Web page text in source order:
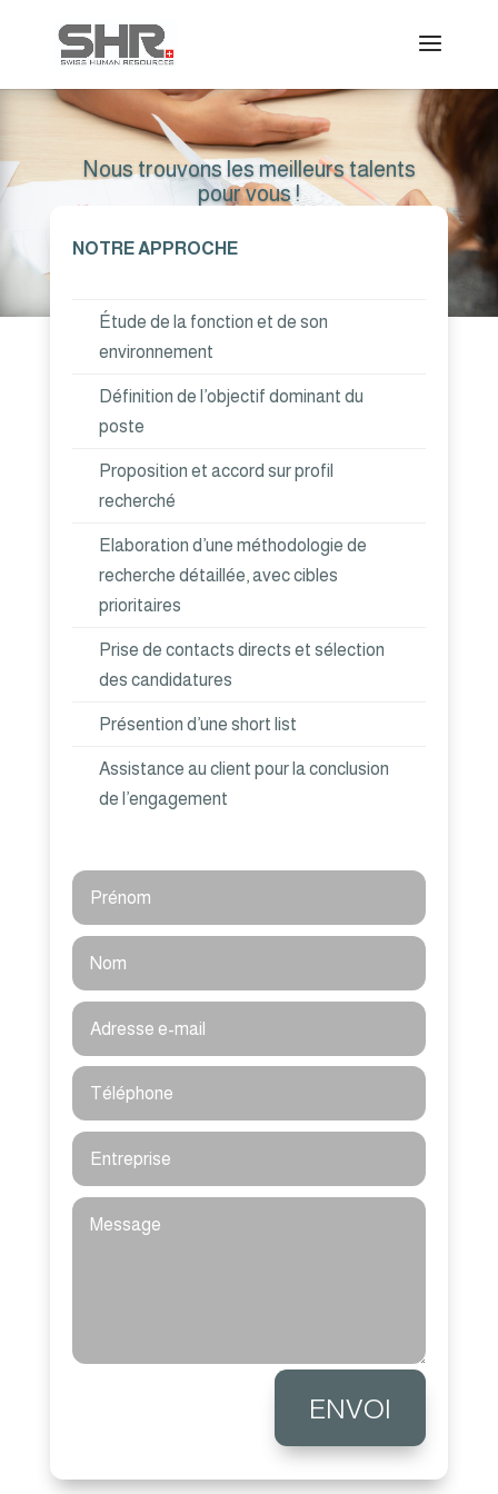
Nous trouvons les meilleurs talents
pour vous !
NOTRE APPROCHE
Étude de la fonction et de son
environnement
Définition de l’objectif dominant du
poste
Proposition et accord sur profil
recherché
Elaboration d’une méthodologie de
recherche détaillée, avec cibles
prioritaires
Prise de contacts directs et sélection
des candidatures
Présention d’une short list
Assistance au client pour la conclusion
de l’engagement
ENVOI